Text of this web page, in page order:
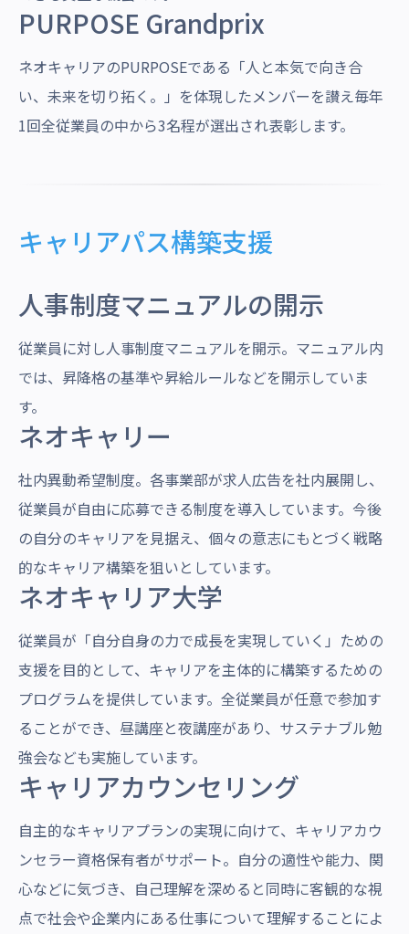
PURPOSE Grandprix
ネオキャリアのPURPOSEである「人と本気で向き合
い、未来を切り拓く。」を体現したメンバーを讃え毎年
1回全従業員の中から3名程が選出され表彰します。
キャリアパス構築支援
人事制度マニュアルの開示
従業員に対し人事制度マニュアルを開示。マニュアル内
では、昇降格の基準や昇給ルールなどを開示していま
す。
ネオキャリー
社内異動希望制度。各事業部が求人広告を社内展開し、
従業員が自由に応募できる制度を導入しています。今後
の自分のキャリアを見据え、個々の意志にもとづく戦略
的なキャリア構築を狙いとしています。
ネオキャリア大学
従業員が「自分自身の力で成長を実現していく」ための
支援を目的として、キャリアを主体的に構築するための
プログラムを提供しています。全従業員が任意で参加す
ることができ、昼講座と夜講座があり、サステナブル勉
強会なども実施しています。
キャリアカウンセリング
自主的なキャリアプランの実現に向けて、キャリアカウ
ンセラー資格保有者がサポート。自分の適性や能力、関
心などに気づき、自己理解を深めると同時に客観的な視
点で社会や企業内にある仕事について理解することによ